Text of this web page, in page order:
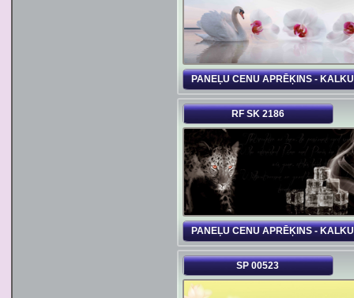
PANEĻU CENU APRĒĶINS -
RF SK 2186
PANEĻU CENU APRĒĶINS -
SP 00523